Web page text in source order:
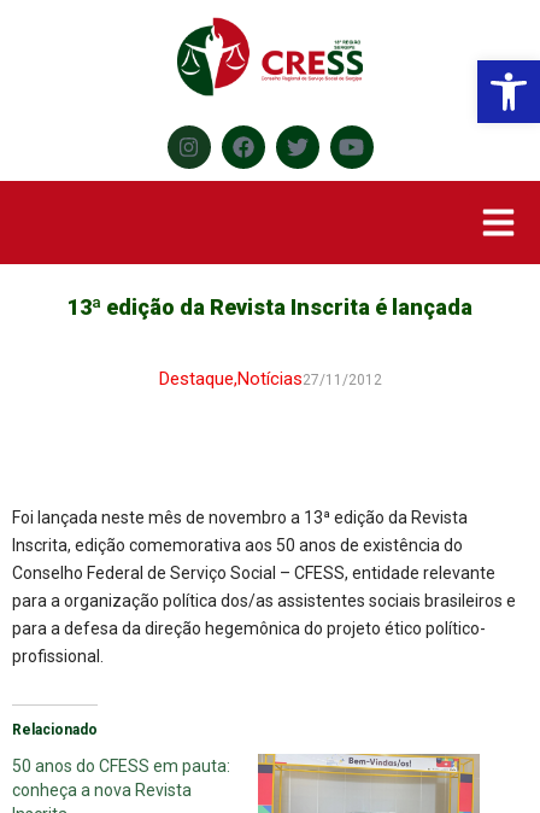
13ª edição da Revista Inscrita é lançada
Destaque,Notícias27/11/2012
Foi lançada neste mês de novembro a 13ª edição da Revista
Inscrita, edição comemorativa aos 50 anos de existência do
Conselho Federal de Serviço Social – CFESS, entidade relevante
para a organização política dos/as assistentes sociais brasileiros e
para a defesa da direção hegemônica do projeto ético político-
profissional.
Relacionado
50 anos do CFESS em pauta:
conheça a nova Revista